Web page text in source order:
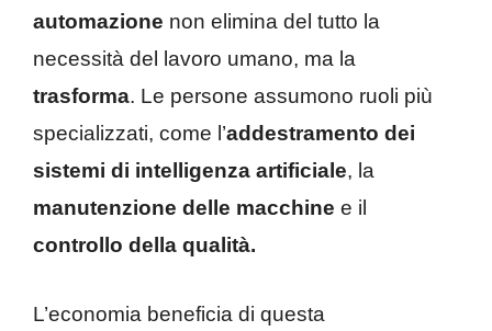
automazione non elimina del tutto la
necessità del lavoro umano, ma la
trasforma. Le persone assumono ruoli più
specializzati, come l’addestramento dei
sistemi di intelligenza artificiale, la
manutenzione delle macchine e il
controllo della qualità.
L’economia beneficia di questa